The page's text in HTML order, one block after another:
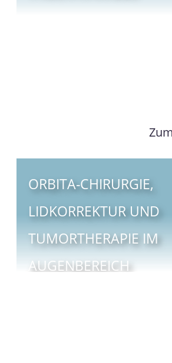
ORBITA-CHIRURGIE,
LIDKORREKTUR UND
TUMORTHERAPIE IM
AUGENBEREICH